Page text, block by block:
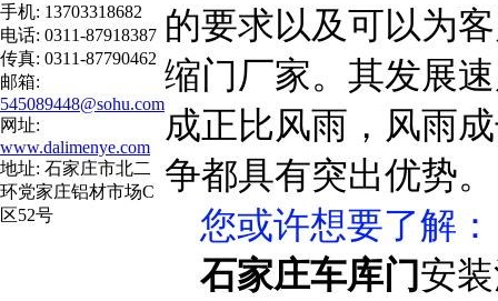
手机: 13703318682
电话: 0311-87918387
传真: 0311-87790462
邮箱:
545089448@sohu.com
网址:
www.dalimenye.com
地址: 石家庄市北二
环党家庄铝材市场C
区52号
的要求以及可以为
缩门厂家。其发展
成正比风雨，风雨
争都具有突出优势。
您或许想要了解 ：
石家庄车库门安